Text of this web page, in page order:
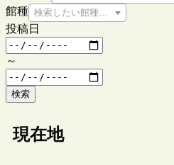
館種 検索したい館種を選択してくださ
投稿日
～
検索
現在地